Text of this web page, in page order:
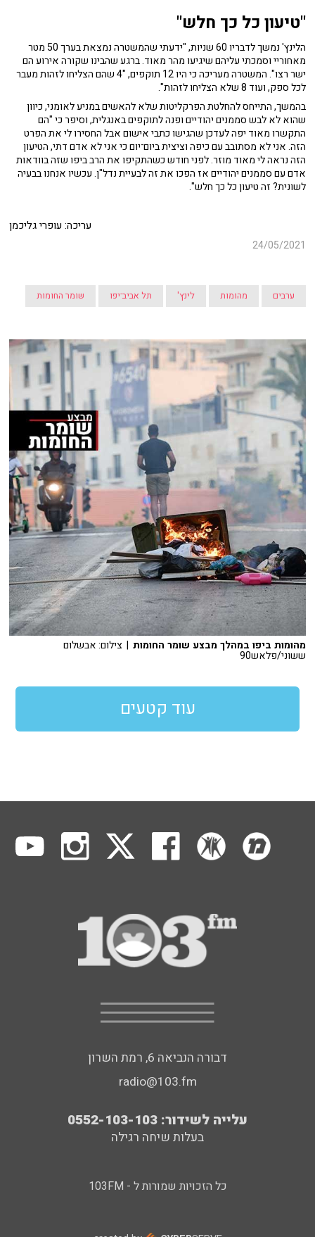
"טיעון כל כך חלש"
הלינץ' נמשך לדבריו 60 שניות, "ידעתי שהמשטרה נמצאת בערך 50 מטר
מאחוריי וסמכתי עליהם שיגיעו מהר מאוד. ברגע שהבינו שקורה אירוע הם
ישר רצו". המשטרה מעריכה כי היו 12 תוקפים, "4 שהם הצליחו לזהות מעבר
לכל ספק, ועוד 8 שלא הצליחו לזהות".
בהמשך, התייחס להחלטת הפרקליטות שלא להאשים במניע לאומני, כיוון
שהוא לא לבש סממנים יהודיים ופנה לתוקפים באנגלית, וסיפר כי "הם
התקשרו מאוד יפה לעדכן שהגישו כתבי אישום אבל החסירו לי את הפרט
הזה. אני לא מסתובב עם כיפה וציצית ביום־יום כי אני לא אדם דתי, הטיעון
הזה נראה לי מאוד מוזר. לפני חודש כשהתקיפו את הרב ביפו שזה בוודאות
אדם עם סממנים יהודיים אז הפכו את זה לבעיית נדל"ן. עכשיו אנחנו בבעיה
לשונית? זה טיעון כל כך חלש".
עריכה: עופרי גליכמן
24/05/2021
ערבים מהומות לינץ' תל אביב־יפו שומר החומות
מהומות ביפו במהלך מבצע שומר החומות | צילום: אבשלום
ששוני/פלאש90
עוד קטעים
דבורה הנביאה 6, רמת השרון
radio@103.fm
עלייה לשידור: 0552-103-103
בעלות שיחה רגילה
כל הזכויות שמורות ל - 103FM